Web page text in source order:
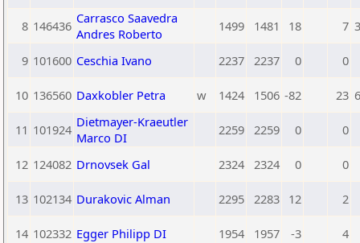
8 146436 Carrasco Saavedra
Andres Roberto
1499 1481 18 7
9 101600 Ceschia Ivano 2237 2237 0 0
10 136560 Daxkobler Petra w 1424 1506 -82 23
11 101924 Dietmayer-Kraeutler
Marco DI
2259 2259 0 0
12 124082 Drnovsek Gal 2324 2324 0 0
13 102134 Durakovic Alman 2295 2283 12 2
14 102332 Egger Philipp DI 1954 1957 -3 4